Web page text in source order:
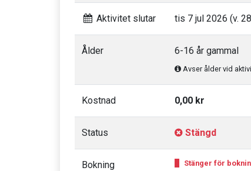
Aktivitet slutar tis 7 jul 2026 (v.
Ålder 6-16 år gammal
Avser ålder vid
Kostnad 0,00 kr
Status Stängd
Bokning Stänger för